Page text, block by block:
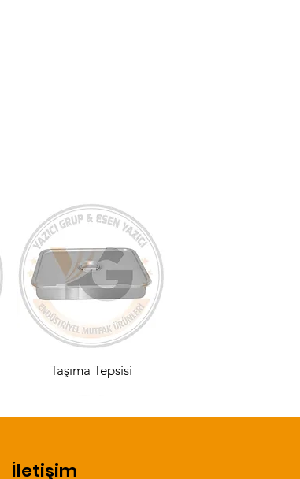
Taşıma Tepsisi
İletişim